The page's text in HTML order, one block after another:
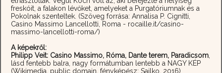
freskóit, a falakon lévőket, amelyeket a Purgatóriumnak és a
Pokolnak szenteltek. (Szöveg forrása: Annalisa P. Cignitti,
Casino Massimo Lancellotti, Roma - rocaille.it/casino-
massimo-lancellotti-roma/)
A képekről:
Philipp Veit: Casino Massimo, Róma, Dante terem, Paradicsom,
lásd fentebb balra, nagy formátumban lentebb a NAGY KÉP
(Wikimedia, public domain, fényképész: Sailko, 2016)